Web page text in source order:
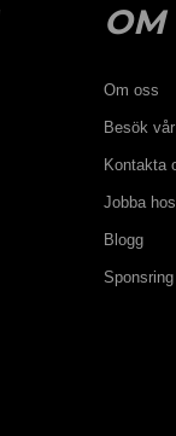
OM
Om oss
Besök
Kontakta
Jobba
Blogg